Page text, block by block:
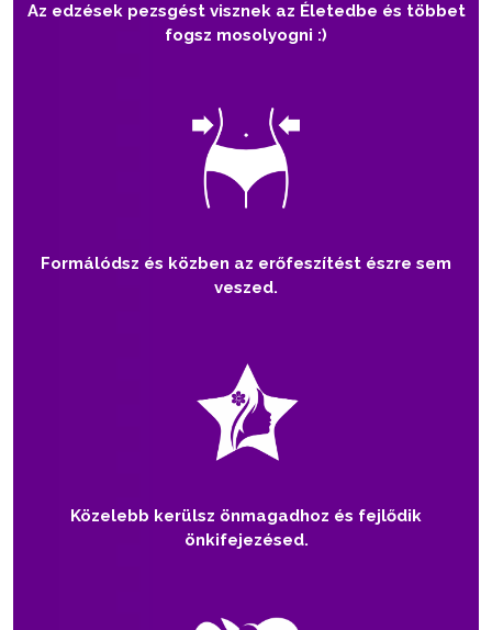
Az edzések pezsgést visznek az Életedbe és többet
fogsz mosolyogni :)
Formálódsz és közben az erőfeszítést észre sem
veszed.
Közelebb kerülsz önmagadhoz és fejlődik
önkifejezésed.